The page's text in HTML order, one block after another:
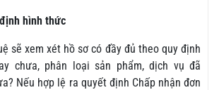
hình thức
sẽ xem xét hồ sơ có đầy đủ theo quy định
chưa, phân loại sản phẩm, dịch vụ đã
Nếu hợp lệ ra quyết định Chấp nhận đơn